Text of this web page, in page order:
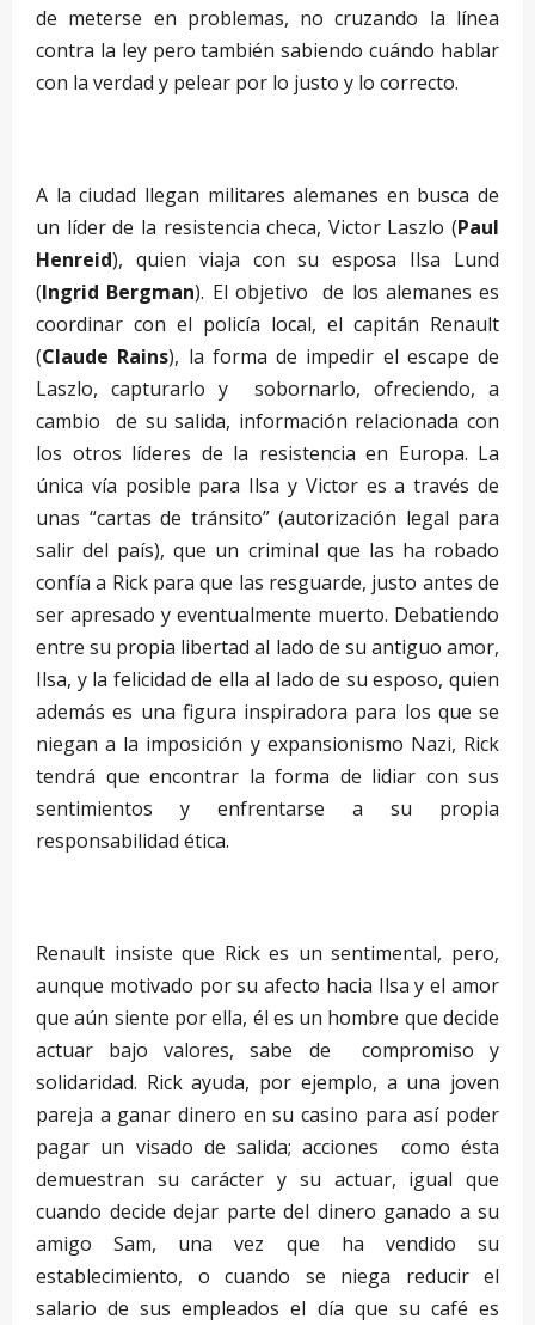
de meterse en problemas, no cruzando la línea
contra la ley pero también sabiendo cuándo hablar
con la verdad y pelear por lo justo y lo correcto.
A la ciudad llegan militares alemanes en busca de
un líder de la resistencia checa, Victor Laszlo (Paul
Henreid), quien viaja con su esposa Ilsa Lund
(Ingrid Bergman). El objetivo de los alemanes es
coordinar con el policía local, el capitán Renault
(Claude Rains), la forma de impedir el escape de
Laszlo, capturarlo y sobornarlo, ofreciendo, a
cambio de su salida, información relacionada con
los otros líderes de la resistencia en Europa. La
única vía posible para Ilsa y Victor es a través de
unas “cartas de tránsito” (autorización legal para
salir del país), que un criminal que las ha robado
confía a Rick para que las resguarde, justo antes de
ser apresado y eventualmente muerto. Debatiendo
entre su propia libertad al lado de su antiguo amor,
Ilsa, y la felicidad de ella al lado de su esposo, quien
además es una figura inspiradora para los que se
niegan a la imposición y expansionismo Nazi, Rick
tendrá que encontrar la forma de lidiar con sus
sentimientos y enfrentarse a su propia
responsabilidad ética.
Renault insiste que Rick es un sentimental, pero,
aunque motivado por su afecto hacia Ilsa y el amor
que aún siente por ella, él es un hombre que decide
actuar bajo valores, sabe de compromiso y
solidaridad. Rick ayuda, por ejemplo, a una joven
pareja a ganar dinero en su casino para así poder
pagar un visado de salida; acciones como ésta
demuestran su carácter y su actuar, igual que
cuando decide dejar parte del dinero ganado a su
amigo Sam, una vez que ha vendido su
establecimiento, o cuando se niega reducir el
salario de sus empleados el día que su café es